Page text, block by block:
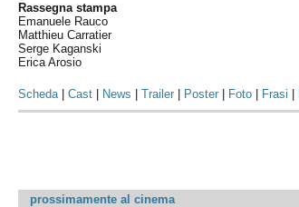
Rassegna stampa
Emanuele Rauco
Matthieu Carratier
Serge Kaganski
Erica Arosio
Scheda|Cast News |Trailer Poster Foto Frasi
prossimamente al cinema